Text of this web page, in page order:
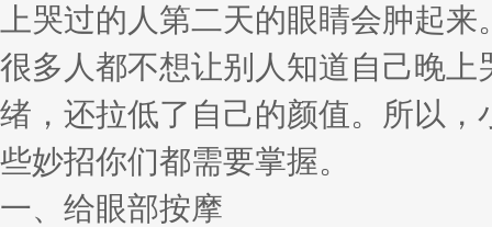
上哭过的人第二天的眼睛会肿起来
很多人都不想让别人知道自己晚
绪，还拉低了自己的颜值。所以
些妙招你们都需要掌握。
一、给眼部按摩